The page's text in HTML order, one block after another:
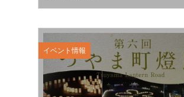
イベント情報